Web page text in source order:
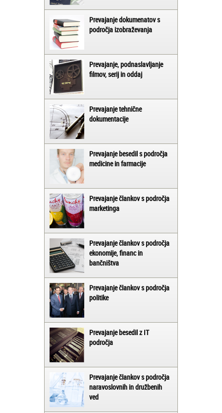
Prevajanje dokumenatov s
področja izobraževanja
Prevajanje, podnaslavljanje
filmov, serij in oddaj
Prevajanje tehnične
dokumentacije
Prevajanje besedil s področja
medicine in farmacije
Prevajanje člankov s področja
marketinga
Prevajanje člankov s področja
ekonomije, financ in
bančništva
Prevajanje člankov s področja
politike
Prevajanje besedil z IT
področja
Prevajanje člankov s področja
naravoslovnih in družbenih
ved